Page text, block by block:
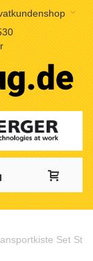
Set St